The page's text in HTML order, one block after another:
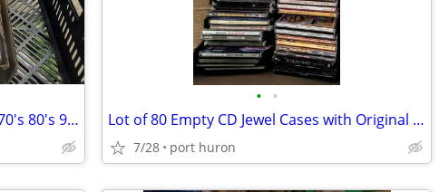
Lot 125 Music CD'S Org Cases 60's 70's 80's 90's All Genres
• •
Lot of 80 Empty CD Jewel Cases with Original Artwork Assorted. NO CD'S
7/28 port huron